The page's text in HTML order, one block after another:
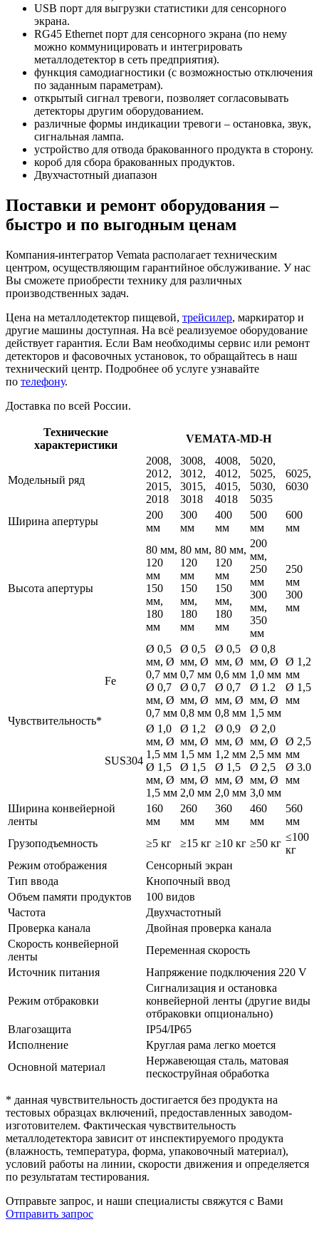
USB порт для выгрузки статистики для сенсорного
экрана.
RG45 Ethernet порт для сенсорного экрана (по нему
можно коммуницировать и интегрировать
металлодетектор в сеть предприятия).
функция самодиагностики (с возможностью отключения
по заданным параметрам).
открытый сигнал тревоги, позволяет согласовывать
детекторы другим оборудованием.
различные формы индикации тревоги – остановка, звук,
сигнальная лампа.
устройство для отвода бракованного продукта в сторону.
короб для сбора бракованных продуктов.
Двухчастотный диапазон
Поставки и ремонт оборудования –
быстро и по выгодным ценам
Компания-интегратор Vemata располагает техническим
центром, осуществляющим гарантийное обслуживание. У нас
Вы сможете приобрести технику для различных
производственных задач.
Цена на металлодетектор пищевой, трейсилер, маркиратор и
другие машины доступная. На всё реализуемое оборудование
действует гарантия. Если Вам необходимы сервис или ремонт
детекторов и фасовочных установок, то обращайтесь в наш
технический центр. Подробнее об услуге узнавайте
по телефону.
Доставка по всей России.
Технические
характеристики
VEMATA-MD-Н
Модельный ряд
2008,
2012,
2015,
2018
3008,
3012,
3015,
3018
4008,
4012,
4015,
4018
5020,
5025,
5030,
5035
6025,
6030
Ширина апертуры
200
мм
300
мм
400
мм
500
мм
600
мм
Высота апертуры
80 мм,
120
мм
150
мм,
180
мм
80 мм,
120
мм
150
мм,
180
мм
80 мм,
120
мм
150
мм,
180
мм
200
мм,
250
мм
300
мм,
350
мм
250
мм
300
мм
Чувствительность*
Fe
Ø 0,5
мм, Ø
0,7 мм
Ø 0,7
мм, Ø
0,7 мм
Ø 0,5
мм, Ø
0,7 мм
Ø 0,7
мм, Ø
0,8 мм
Ø 0,5
мм, Ø
0,6 мм
Ø 0,7
мм, Ø
0,8 мм
Ø 0,8
мм, Ø
1,0 мм
Ø 1.2
мм, Ø
1,5 мм
Ø 1,2
мм
Ø 1,5
мм
SUS304
Ø 1,0
мм, Ø
1,5 мм
Ø 1,5
мм, Ø
1,5 мм
Ø 1,2
мм, Ø
1,5 мм
Ø 1,5
мм, Ø
2,0 мм
Ø 0,9
мм, Ø
1,2 мм
Ø 1,5
мм, Ø
2,0 мм
Ø 2,0
мм, Ø
2,5 мм
Ø 2,5
мм, Ø
3,0 мм
Ø 2,5
мм
Ø 3.0
мм
Ширина конвейерной
ленты
160
мм
260
мм
360
мм
460
мм
560
мм
Грузоподъемность
≥5 кг ≥15 кг ≥10 кг ≥50 кг
≤100
кг
Режим отображения
Сенсорный экран
Тип ввода
Кнопочный ввод
Объем памяти продуктов
100 видов
Частота
Двухчастотный
Проверка канала
Двойная проверка канала
Скорость конвейерной
ленты
Переменная скорость
Источник питания
Напряжение подключения 220 V
Режим отбраковки
Сигнализация и остановка
конвейерной ленты (другие виды
отбраковки опционально)
Влагозащита
IP54/IP65
Исполнение
Круглая рама легко моется
Основной материал
Нержавеющая сталь, матовая
пескоструйная обработка
* данная чувствительность достигается без продукта на
тестовых образцах включений, предоставленных заводом-
изготовителем. Фактическая чувствительность
металлодетектора зависит от инспектируемого продукта
(влажность, температура, форма, упаковочный материал),
условий работы на линии, скорости движения и определяется
по результатам тестирования.
Отправьте запрос, и наши специалисты свяжутся с Вами
Отправить запрос